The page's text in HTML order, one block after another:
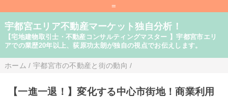
=
宇都宮エリア不動産マーケット独自分析！
【宅地建物取引士・不動産コンサルティングマスター 】宇都宮市エリ
アでの業歴20年以上、荻原功太朗が独自の視点でお伝えします。
ホーム / 宇都宮市の不動産と街の動向 /
【一進一退！】変化する中心市街地！商業利用